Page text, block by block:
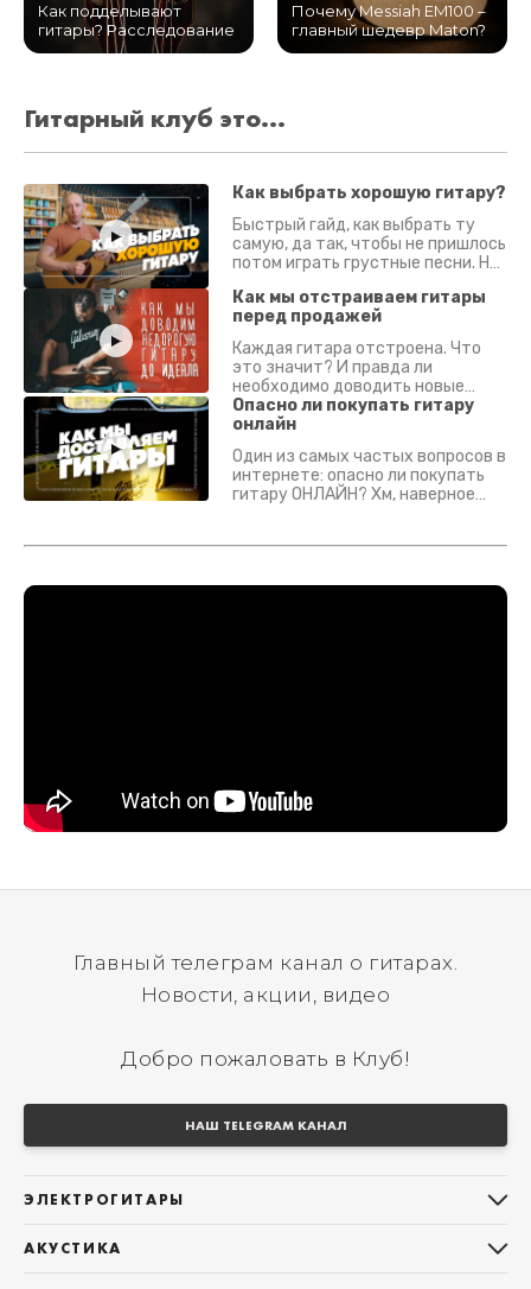
Как подделывают
гитары? Расследование
Почему Messiah EM100 –
главный шедевр Maton?
Гитарный клуб это...
Как выбрать хорошую гитару?
Быстрый гайд, как выбрать ту
самую, да так, чтобы не пришлось
потом играть грустные песни. На
Как мы отстраиваем гитары
перед продажей
Каждая гитара отстроена. Что
это значит? И правда ли
необходимо доводить новые
гитары? Если кратко - да.
Подробно - в видео :)
Опасно ли покупать гитару
онлайн
Один из самых частых вопросов в
интернете: опасно ли покупать
гитару ОНЛАЙН? Хм, наверное
застрахован. Случись что -
Главный телеграм канал о гитарах.
Новости, акции, видео
Добро пожаловать в Клуб!
НАШ TELEGRAM КАНАЛ
ЭЛЕКТРОГИТАРЫ
АКУСТИКА